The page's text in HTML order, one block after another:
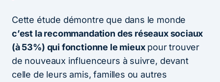
Cette étude démontre que dans le monde
c’est la recommandation des réseaux sociaux
(à 53%) qui fonctionne le mieuxpour trouver
de nouveaux influenceurs à suivre, devant
celle de leurs amis, familles ou autres